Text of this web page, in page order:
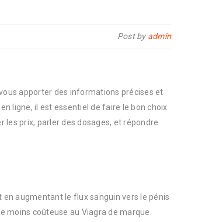
Post by admin
apporter des informations précises et
ligne, il est essentiel de faire le bon choix
prix, parler des dosages, et répondre
augmentant le flux sanguin vers le pénis
coûteuse au Viagra de marque.